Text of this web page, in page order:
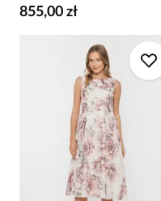
855,00 zł